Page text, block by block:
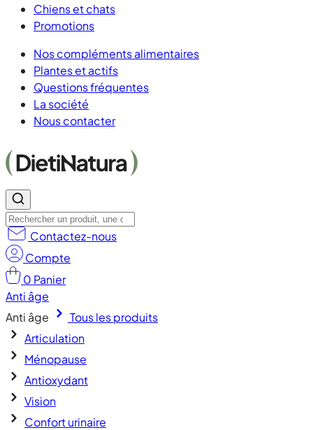
Chiens et chats
Promotions
Nos compléments alimentaires
Plantes et actifs
Questions fréquentes
La société
Nous contacter
Contactez-nous
Compte
0 Panier
Anti âge
Anti âge
Tous les produits
Articulation
Ménopause
Antioxydant
Vision
Confort urinaire